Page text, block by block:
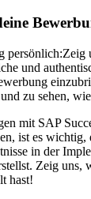
persönlich:Zeig
und
zu sehen,
mit SAP
ist es wichtig,
in der
Zeig uns,
hast!